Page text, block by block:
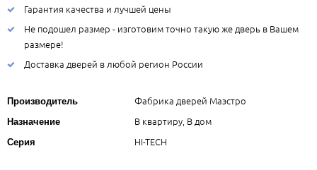
Гарантия качества и лучшей цены
Не подошел размер - изготовим точно такую же дверь в Вашем
размере!
Доставка дверей в любой регион России
Производитель Фабрика дверей Маэстро
Назначение В квартиру, В дом
Серия HI-TECH